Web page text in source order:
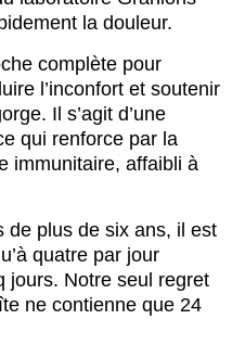
la douleur.
complète pour
l’inconfort et soutenir
Il s’agit d’une
qui renforce par la
immunitaire, affaibli à
de plus de six ans, il est
quatre par jour
jours. Notre seul regret
ne contienne que 24